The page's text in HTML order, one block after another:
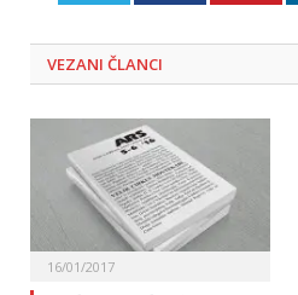
VEZANI ČLANCI
16/01/2017